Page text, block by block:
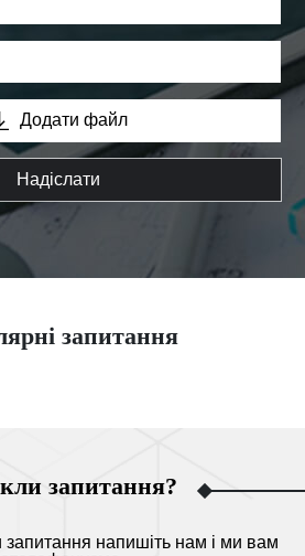
Додати файл
Надіслати
запитання
запитання?
напишіть нам і ми вам